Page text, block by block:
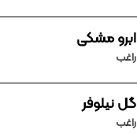
ابرو مشکی
راغب
گل نیلوفر
راغب